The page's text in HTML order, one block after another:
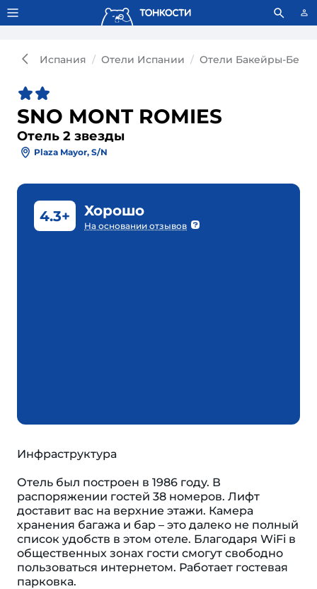
Тонкости используют сookie-файлы. Что это значит?
Испания Отели Испании Отели Бакейры-Берет
SNO MONT ROMIES
Отель 2 звезды
Plaza Mayor, S/n
4.3+ Хорошо
На основании отзывов
Инфраструктура
Отель был построен в 1986 году. В
распоряжении гостей 38 номеров. Лифт
доставит вас на верхние этажи. Камера
хранения багажа и бар – это далеко не полный
список удобств в этом отеле. Благодаря WiFi в
общественных зонах гости смогут свободно
пользоваться интернетом. Работает гостевая
парковка.